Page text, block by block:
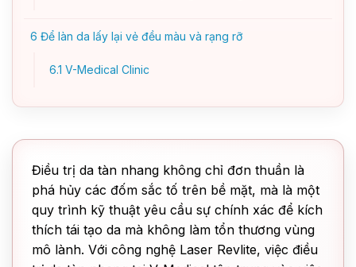
6 Để làn da lấy lại vẻ đều màu và rạng rỡ
6.1 V-Medical Clinic
Điều trị da tàn nhang không chỉ đơn thuần là
phá hủy các đốm sắc tố trên bề mặt, mà là một
quy trình kỹ thuật yêu cầu sự chính xác để kích
thích tái tạo da mà không làm tổn thương vùng
mô lành. Với công nghệ Laser Revlite, việc điều